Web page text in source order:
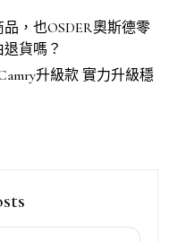
，也OSDER奧斯德零
貨嗎？
升級款 實力升級穩